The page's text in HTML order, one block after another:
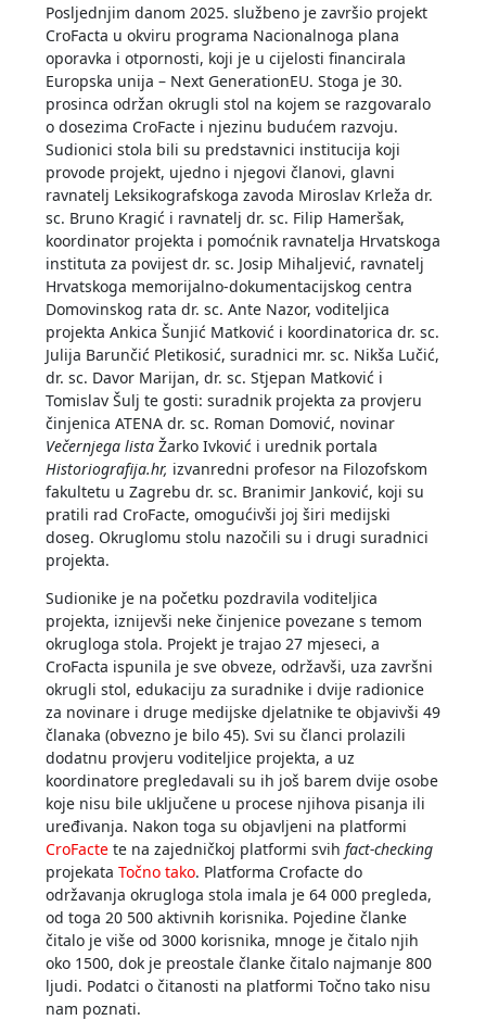
Posljednjim danom 2025. službeno je završio projekt
CroFacta u okviru programa Nacionalnoga plana
oporavka i otpornosti, koji je u cijelosti financirala
Europska unija – Next GenerationEU. Stoga je 30.
prosinca održan okrugli stol na kojem se razgovaralo
o dosezima CroFacte i njezinu budućem razvoju.
Sudionici stola bili su predstavnici institucija koji
provode projekt, ujedno i njegovi članovi, glavni
ravnatelj Leksikografskoga zavoda Miroslav Krleža dr.
sc. Bruno Kragić i ravnatelj dr. sc. Filip Hameršak,
koordinator projekta i pomoćnik ravnatelja Hrvatskoga
instituta za povijest dr. sc. Josip Mihaljević, ravnatelj
Hrvatskoga memorijalno-dokumentacijskog centra
Domovinskog rata dr. sc. Ante Nazor, voditeljica
projekta Ankica Šunjić Matković i koordinatorica dr. sc.
Julija Barunčić Pletikosić, suradnici mr. sc. Nikša Lučić,
dr. sc. Davor Marijan, dr. sc. Stjepan Matković i
Tomislav Šulj te gosti: suradnik projekta za provjeru
činjenica ATENA dr. sc. Roman Domović, novinar
Večernjega lista Žarko Ivković i urednik portala
Historiografija.hr, izvanredni profesor na Filozofskom
fakultetu u Zagrebu dr. sc. Branimir Janković, koji su
pratili rad CroFacte, omogućivši joj širi medijski
doseg. Okruglomu stolu nazočili su i drugi suradnici
projekta.
Sudionike je na početku pozdravila voditeljica
projekta, iznijevši neke činjenice povezane s temom
okrugloga stola. Projekt je trajao 27 mjeseci, a
CroFacta ispunila je sve obveze, održavši, uza završni
okrugli stol, edukaciju za suradnike i dvije radionice
za novinare i druge medijske djelatnike te objavivši 49
članaka (obvezno je bilo 45). Svi su članci prolazili
dodatnu provjeru voditeljice projekta, a uz
koordinatore pregledavali su ih još barem dvije osobe
koje nisu bile uključene u procese njihova pisanja ili
uređivanja. Nakon toga su objavljeni na platformi
CroFacte te na zajedničkoj platformi svih fact-checking
projekata Točno tako. Platforma Crofacte do
održavanja okrugloga stola imala je 64 000 pregleda,
od toga 20 500 aktivnih korisnika. Pojedine članke
čitalo je više od 3000 korisnika, mnoge je čitalo njih
oko 1500, dok je preostale članke čitalo najmanje 800
ljudi. Podatci o čitanosti na platformi Točno tako nisu
nam poznati.